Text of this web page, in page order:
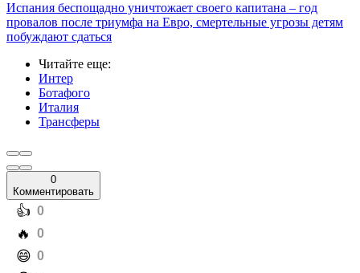
Испания беспощадно уничтожает своего капитана – год
провалов после триумфа на Евро, смертельные угрозы детям
побуждают сдаться
Читайте еще:
Интер
Ботафого
Италия
Трансферы
0
Комментировать
️👍 0
️🔥 0
️😄 0